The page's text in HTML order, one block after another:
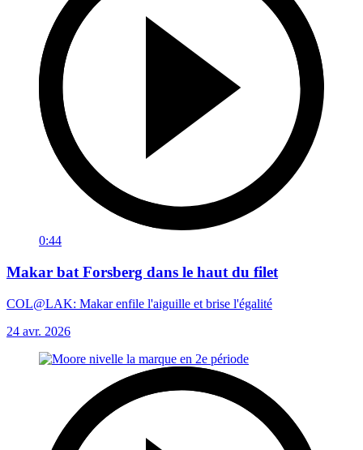
0:44
Makar bat Forsberg dans le haut du filet
COL@LAK: Makar enfile l'aiguille et brise l'égalité
24 avr. 2026